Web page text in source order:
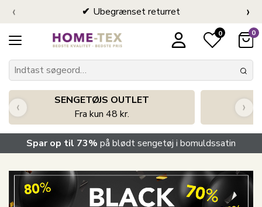
Ubegrænset returret
‹ ›
0 0
SENGETØJS OUTLET
Fra kun 48 kr.
‹ ›
Spar op til 73% på blødt sengetøj i bomuldssatin